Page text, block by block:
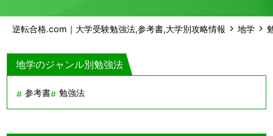
逆転合格.com｜大学受験勉強法,参考書,大学別攻略情報 地学
地学のジャンル別勉強法
参考書 勉強法